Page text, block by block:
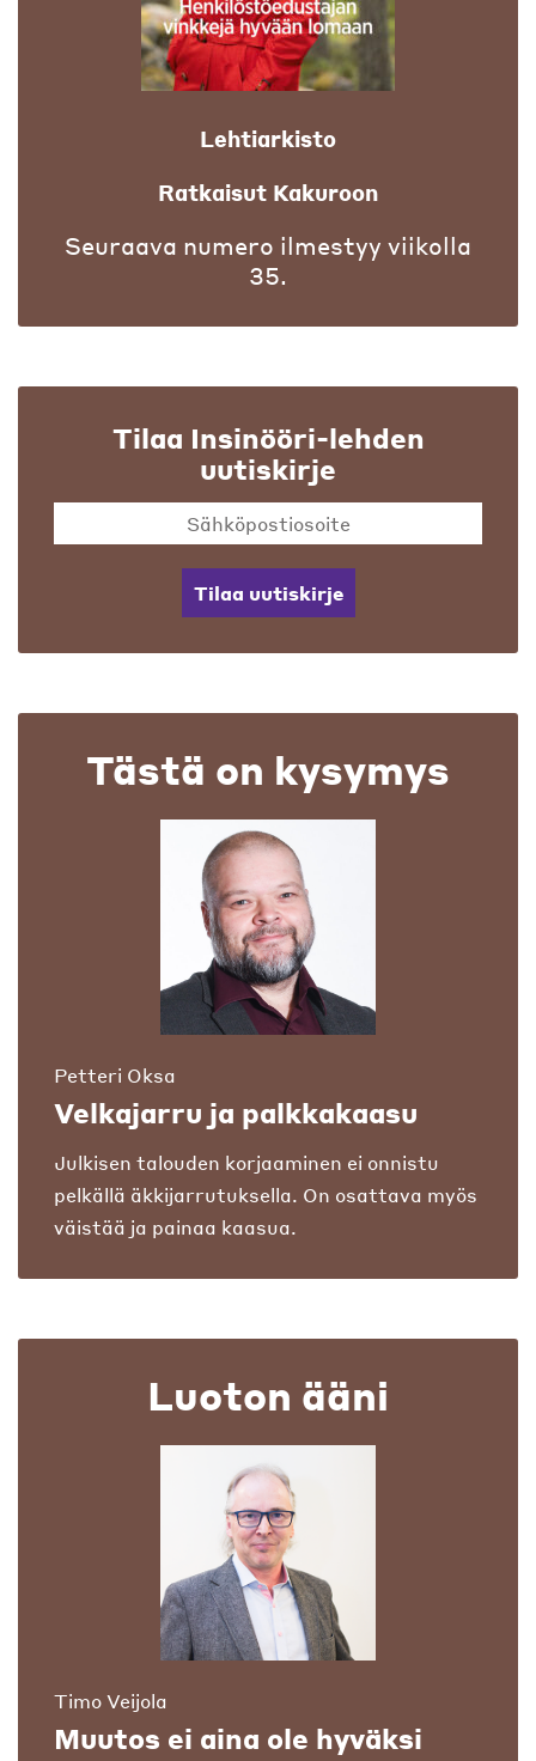
Lehtiarkisto
Ratkaisut Kakuroon
Seuraava numero ilmestyy viikolla
35.
Tilaa Insinööri-lehden
uutiskirje
Tilaa uutiskirje
Tästä on kysymys
Petteri Oksa
Velkajarru ja palkkakaasu
Julkisen talouden korjaaminen ei onnistu
pelkällä äkkijarrutuksella. On osattava myös
väistää ja painaa kaasua.
Luoton ääni
Timo Veijola
Muutos ei aina ole hyväksi